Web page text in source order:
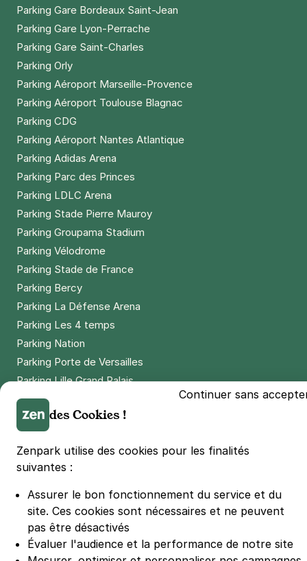
Parking Gare Bordeaux Saint-Jean
Parking Gare Lyon-Perrache
Parking Gare Saint-Charles
Parking Orly
Parking Aéroport Marseille-Provence
Parking Aéroport Toulouse Blagnac
Parking CDG
Parking Aéroport Nantes Atlantique
Parking Adidas Arena
Parking Parc des Princes
Parking LDLC Arena
Parking Stade Pierre Mauroy
Parking Groupama Stadium
Parking Vélodrome
Parking Stade de France
Parking Bercy
Parking La Défense Arena
Parking Les 4 temps
Parking Nation
Parking Porte de Versailles
Parking Lille Grand Palais
Parking Euralille
Parking Casino Barrière Lille
🌍 Passer de 130 à 110 km/h sur autoroute réduit votre
© Zenpark 2012 - 2026 - Tous droits réservés - Fabriqué avec soin à
Rennes et Paris
Continuer sans
des Cookies !
Zenpark utilise des cookies pour les finalités
suivantes :
Assurer le bon fonctionnement du service et du
site. Ces cookies sont nécessaires et ne peuvent
pas être désactivés
Évaluer l'audience et la performance de notre site